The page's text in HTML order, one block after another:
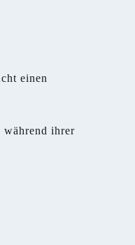
einen
während ihrer